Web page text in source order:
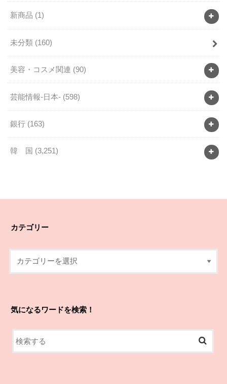
新商品 (1)
未分類 (160)
美容・コスメ関連 (90)
芸能情報-日本- (598)
銀行 (163)
韓 国 (3,251)
カテゴリー
気になるワードを検索！